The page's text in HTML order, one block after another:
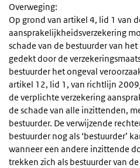
Overweging:
Op grond van artikel 4, lid 1 van
aansprakelijkheidsverzekering
schade van de bestuurder van
gedekt door de
bestuurder het ongeval
artikel 12, lid 1, van richtlijn
de verplichte verzekering
de schade van alle inzittenden,
bestuurder. De verwijzende
bestuurder nog als ‘bestuurder’
wanneer een andere inzittende
trekken zich als bestuurder van